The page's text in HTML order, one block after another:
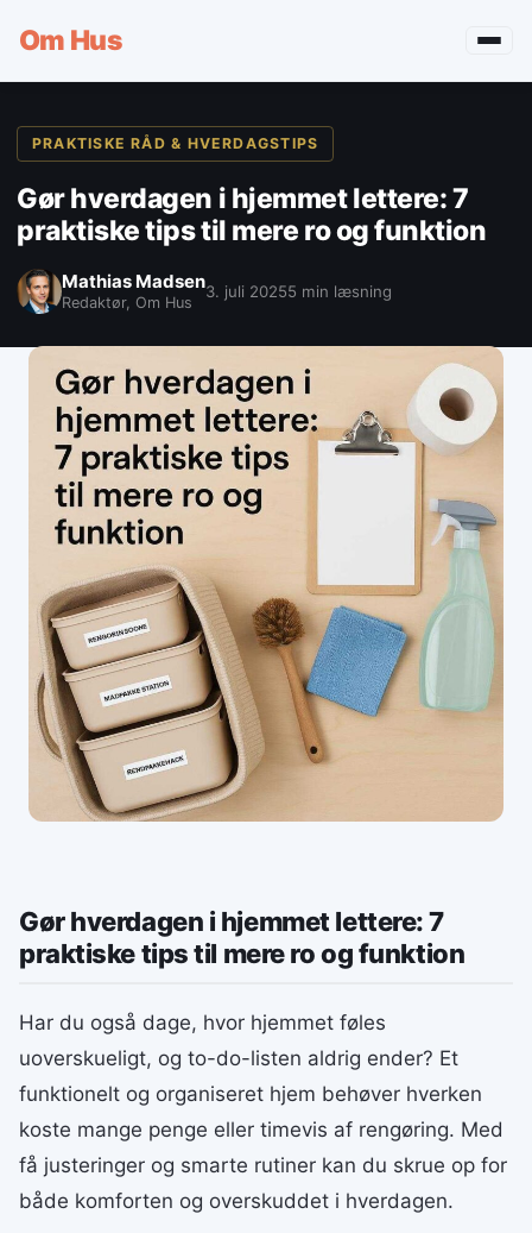
Om Hus
PRAKTISKE RÅD & HVERDAGSTIPS
Gør hverdagen i hjemmet lettere: 7
praktiske tips til mere ro og funktion
Mathias Madsen
Redaktør, Om Hus
3. juli 20255 min læsning
Gør hverdagen i hjemmet lettere: 7
praktiske tips til mere ro og funktion
Har du også dage, hvor hjemmet føles
uoverskueligt, og to-do-listen aldrig ender? Et
funktionelt og organiseret hjem behøver hverken
koste mange penge eller timevis af rengøring. Med
få justeringer og smarte rutiner kan du skrue op for
både komforten og overskuddet i hverdagen.